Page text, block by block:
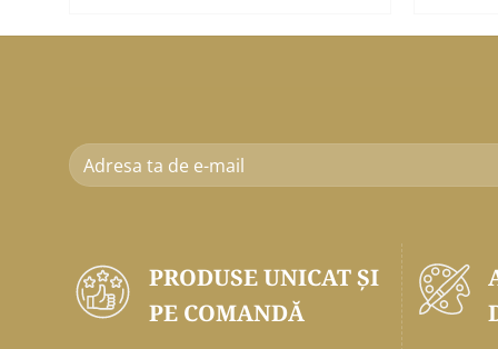
PRODUSE UNICAT ŞI
PE COMANDĂ